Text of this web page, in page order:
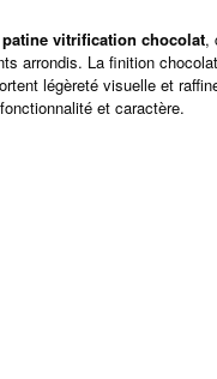
vitrification chocolat,
arrondis. La finition
légèreté visuelle et
et caractère.